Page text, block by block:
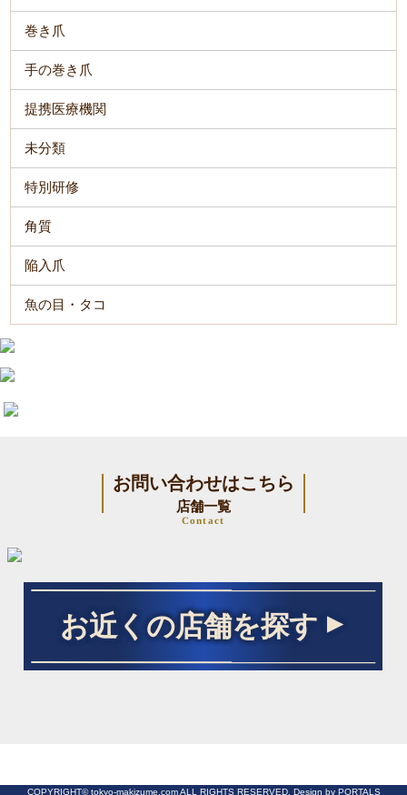
巻き爪
手の巻き爪
提携医療機関
未分類
特別研修
角質
陥入爪
魚の目・タコ
お問い合わせはこちら
店舗一覧
Contact
お近くの店舗を探す
COPYRIGHT© tokyo-makizume.com ALL RIGHTS RESERVED. Design by PORTALS